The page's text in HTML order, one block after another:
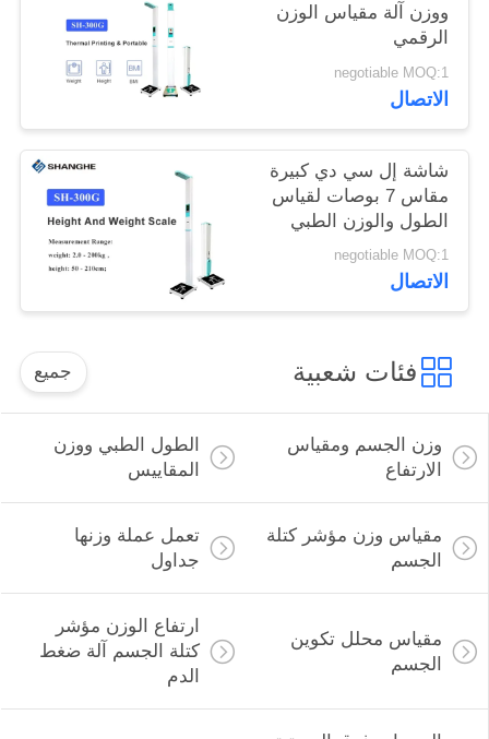
ووزن آلة مقياس الوزن
الرقمي
negotiable MOQ:1
الاتصال
شاشة إل سي دي كبيرة
مقاس 7 بوصات لقياس
الطول والوزن الطبي
للنوادي الصحية
negotiable MOQ:1
الاتصال
فئات شعبية جميع
وزن الجسم ومقياس
الارتفاع
الطول الطبي ووزن
المقاييس
مقياس وزن مؤشر كتلة
الجسم
تعمل عملة وزنها
جداول
مقياس محلل تكوين
الجسم
ارتفاع الوزن مؤشر
كتلة الجسم آلة ضغط
الدم